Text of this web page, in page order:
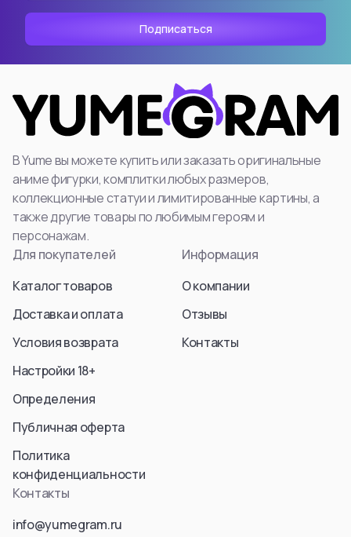
В Yume вы можете купить или заказать оригинальные
аниме фигурки, комплитки любых размеров,
коллекционные статуи и лимитированные картины, а
также другие товары по любимым героям и
персонажам.
Для покупателей
Каталог товаров
Доставка и оплата
Условия возврата
Настройки 18+
Определения
Публичная оферта
Политика
конфиденциальности
Информация
О компании
Отзывы
Контакты
Контакты
info@yumegram.ru